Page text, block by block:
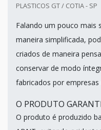
PLASTICOS GT / COTIA - SP
Falando um pouco mais
maneira simplificada,
criados de maneira
conservar de modo
fabricados por
O PRODUTO
O produto é produzido